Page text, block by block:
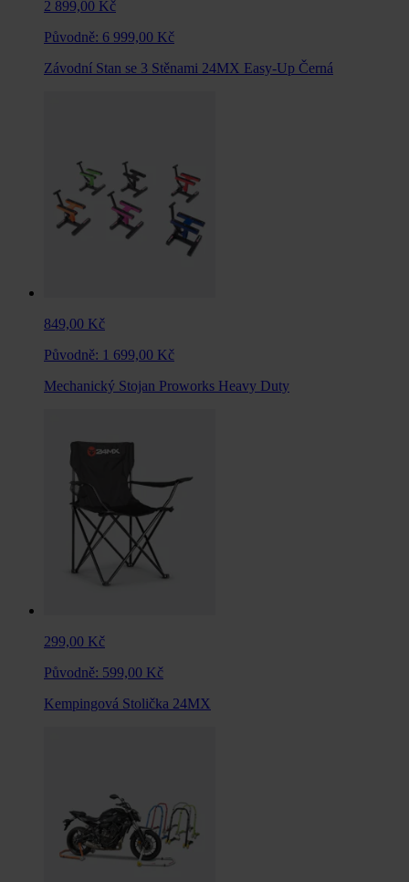
2 899,00 Kč
Původně: 6 999,00 Kč
Závodní Stan se 3 Stěnami 24MX Easy-Up Černá
849,00 Kč
Původně: 1 699,00 Kč
Mechanický Stojan Proworks Heavy Duty
299,00 Kč
Původně: 599,00 Kč
Kempingová Stolička 24MX